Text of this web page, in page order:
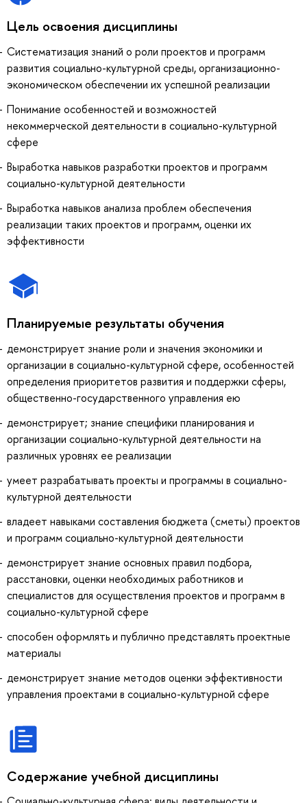
Цель освоения дисциплины
Систематизация знаний о роли проектов и программ
развития социально-культурной среды, организационно-
экономическом обеспечении их успешной реализации
Понимание особенностей и возможностей
некоммерческой деятельности в социально-культурной
сфере
Выработка навыков разработки проектов и программ
социально-культурной деятельности
Выработка навыков анализа проблем обеспечения
реализации таких проектов и программ, оценки их
эффективности
Планируемые результаты обучения
демонстрирует знание роли и значения экономики и
организации в социально-культурной сфере, особенностей
определения приоритетов развития и поддержки сферы,
общественно-государственного управления ею
демонстрирует; знание специфики планирования и
организации социально-культурной деятельности на
различных уровнях ее реализации
умеет разрабатывать проекты и программы в социально-
культурной деятельности
владеет навыками составления бюджета (сметы) проектов
и программ социально-культурной деятельности
демонстрирует знание основных правил подбора,
расстановки, оценки необходимых работников и
специалистов для осуществления проектов и программ в
социально-культурной сфере
способен оформлять и публично представлять проектные
материалы
демонстрирует знание методов оценки эффективности
управления проектами в социально-культурной сфере
Содержание учебной дисциплины